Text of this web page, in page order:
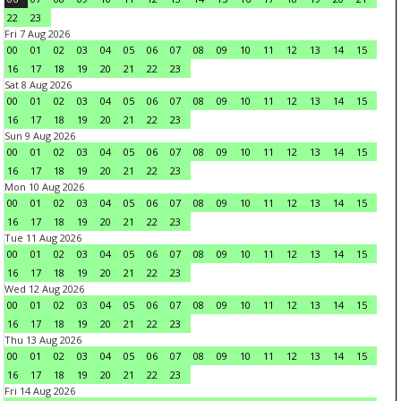
22
23
Fri 7 Aug 2026
00
01 02 03 04 05 06 07 08 09 10 11 12 13 14
15
16
17 18 19 20 21 22
23
Sat 8 Aug 2026
00
01 02 03 04 05 06 07 08 09 10 11 12 13 14
15
16
17 18 19 20 21 22
23
Sun 9 Aug 2026
00
01 02 03 04 05 06 07 08 09 10 11 12 13 14
15
16
17 18 19 20 21 22
23
Mon 10 Aug 2026
00
01 02 03 04 05 06 07 08 09 10 11 12 13 14
15
16
17 18 19 20 21 22
23
Tue 11 Aug 2026
00
01 02 03 04 05 06 07 08 09 10 11 12 13 14
15
16
17 18 19 20 21 22
23
Wed 12 Aug 2026
00
01 02 03 04 05 06 07 08 09 10 11 12 13 14
15
16
17 18 19 20 21 22
23
Thu 13 Aug 2026
00
01 02 03 04 05 06 07 08 09 10 11 12 13 14
15
16
17 18 19 20 21 22
23
Fri 14 Aug 2026